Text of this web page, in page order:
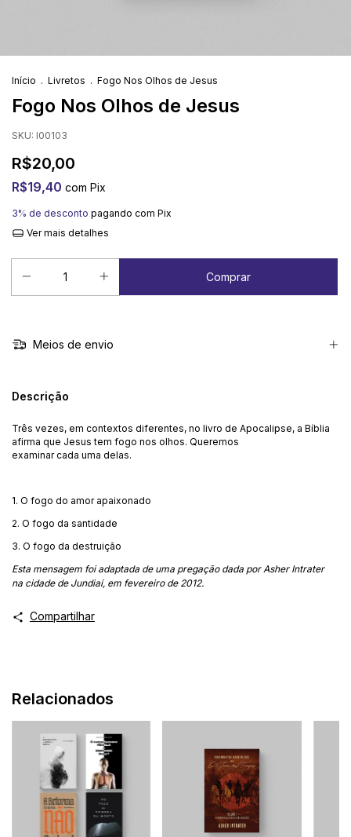
Início . Livretos . Fogo Nos Olhos de Jesus
Fogo Nos Olhos de Jesus
SKU: I00103
R$20,00
R$19,40 com Pix
3% de desconto pagando com Pix
Ver mais detalhes
Meios de envio
Descrição
Três vezes, em contextos diferentes, no livro de Apocalipse, a Bíblia
afirma que Jesus tem fogo nos olhos. Queremos
examinar cada uma delas.
1. O fogo do amor apaixonado
2. O fogo da santidade
3. O fogo da destruição
Esta mensagem foi adaptada de uma pregação dada porAsher Intrater
na cidade de Jundiaí, em fevereiro de 2012.
Compartilhar
Relacionados